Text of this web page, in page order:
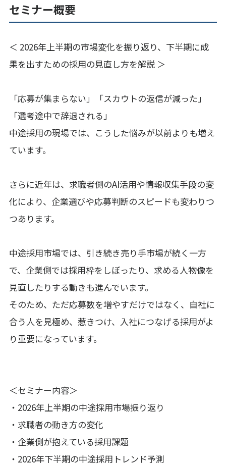
セミナー概要
＜ 2026年上半期の市場変化を振り返り、下半期に成
果を出すための採用の見直し方を解説 ＞
「応募が集まらない」「スカウトの返信が減った」
「選考途中で辞退される」
中途採用の現場では、こうした悩みが以前よりも増え
ています。
さらに近年は、求職者側のAI活用や情報収集手段の変
化により、企業選びや応募判断のスピードも変わりつ
つあります。
中途採用市場では、引き続き売り手市場が続く一方
で、企業側では採用枠をしぼったり、求める人物像を
見直したりする動きも進んでいます。
そのため、ただ応募数を増やすだけではなく、自社に
合う人を見極め、惹きつけ、入社につなげる採用がよ
り重要になっています。
＜セミナー内容＞
・2026年上半期の中途採用市場振り返り
・求職者の動き方の変化
・企業側が抱えている採用課題
・2026年下半期の中途採用トレンド予測